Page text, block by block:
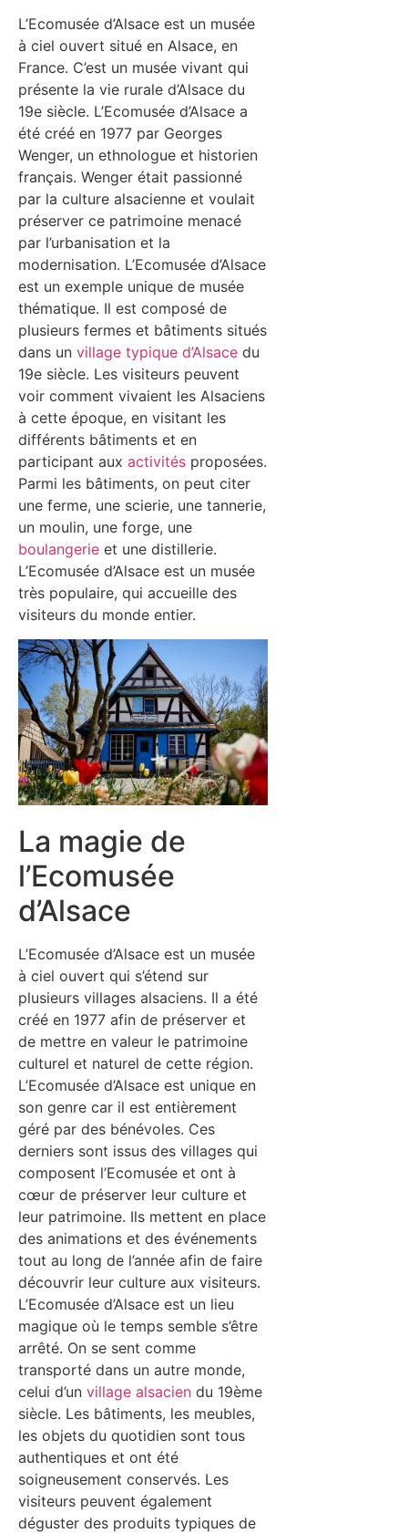
L’Ecomusée d’Alsace est un musée
à ciel ouvert situé en Alsace, en
France. C’est un musée vivant qui
présente la vie rurale d’Alsace du
19e siècle. L’Ecomusée d’Alsace a
été créé en 1977 par Georges
Wenger, un ethnologue et historien
français. Wenger était passionné
par la culture alsacienne et voulait
préserver ce patrimoine menacé
par l’urbanisation et la
modernisation. L’Ecomusée d’Alsace
est un exemple unique de musée
thématique. Il est composé de
plusieurs fermes et bâtiments situés
dans un village typique d’Alsace du
19e siècle. Les visiteurs peuvent
voir comment vivaient les Alsaciens
à cette époque, en visitant les
différents bâtiments et en
participant aux activités proposées.
Parmi les bâtiments, on peut citer
une ferme, une scierie, une tannerie,
un moulin, une forge, une
boulangerie et une distillerie.
L’Ecomusée d’Alsace est un musée
très populaire, qui accueille des
visiteurs du monde entier.
La magie de
l’Ecomusée
d’Alsace
L’Ecomusée d’Alsace est un musée
à ciel ouvert qui s’étend sur
plusieurs villages alsaciens. Il a été
créé en 1977 afin de préserver et
de mettre en valeur le patrimoine
culturel et naturel de cette région.
L’Ecomusée d’Alsace est unique en
son genre car il est entièrement
géré par des bénévoles. Ces
derniers sont issus des villages qui
composent l’Ecomusée et ont à
cœur de préserver leur culture et
leur patrimoine. Ils mettent en place
des animations et des événements
tout au long de l’année afin de faire
découvrir leur culture aux visiteurs.
L’Ecomusée d’Alsace est un lieu
magique où le temps semble s’être
arrêté. On se sent comme
transporté dans un autre monde,
celui d’un village alsacien du 19ème
siècle. Les bâtiments, les meubles,
les objets du quotidien sont tous
authentiques et ont été
soigneusement conservés. Les
visiteurs peuvent également
déguster des produits typiques de